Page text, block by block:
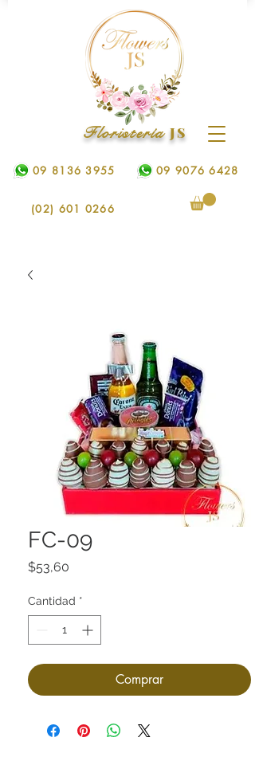
09 8136 3955
(02) 601 0266
09 9076 6428
Floristería JS
FC-09
$53,60
Cantidad *
Comprar